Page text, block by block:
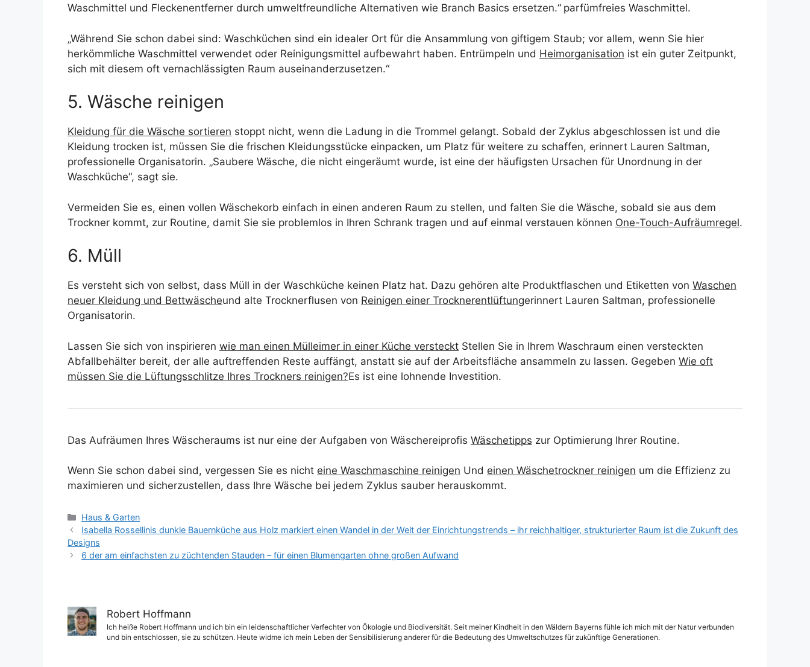
Waschmittel und Fleckenentferner durch umweltfreundliche Alternativen wie Branch Basics ersetzen.“ parfümfreies Waschmittel.
„Während Sie schon dabei sind: Waschküchen sind ein idealer Ort für die Ansammlung von giftigem Staub; vor allem, wenn Sie hier
herkömmliche Waschmittel verwendet oder Reinigungsmittel aufbewahrt haben. Entrümpeln und Heimorganisation ist ein guter Zeitpunkt,
sich mit diesem oft vernachlässigten Raum auseinanderzusetzen.“
5. Wäsche reinigen
Kleidung für die Wäsche sortieren stoppt nicht, wenn die Ladung in die Trommel gelangt. Sobald der Zyklus abgeschlossen ist und die
Kleidung trocken ist, müssen Sie die frischen Kleidungsstücke einpacken, um Platz für weitere zu schaffen, erinnert Lauren Saltman,
professionelle Organisatorin. „Saubere Wäsche, die nicht eingeräumt wurde, ist eine der häufigsten Ursachen für Unordnung in der
Waschküche“, sagt sie.
Vermeiden Sie es, einen vollen Wäschekorb einfach in einen anderen Raum zu stellen, und falten Sie die Wäsche, sobald sie aus dem
Trockner kommt, zur Routine, damit Sie sie problemlos in Ihren Schrank tragen und auf einmal verstauen können One-Touch-Aufräumregel.
6. Müll
Es versteht sich von selbst, dass Müll in der Waschküche keinen Platz hat. Dazu gehören alte Produktflaschen und Etiketten von Waschen
neuer Kleidung und Bettwäscheund alte Trocknerflusen von Reinigen einer Trocknerentlüftungerinnert Lauren Saltman, professionelle
Organisatorin.
Lassen Sie sich von inspirieren wie man einen Mülleimer in einer Küche versteckt Stellen Sie in Ihrem Waschraum einen versteckten
Abfallbehälter bereit, der alle auftreffenden Reste auffängt, anstatt sie auf der Arbeitsfläche ansammeln zu lassen. Gegeben Wie oft
müssen Sie die Lüftungsschlitze Ihres Trockners reinigen?Es ist eine lohnende Investition.
Das Aufräumen Ihres Wäscheraums ist nur eine der Aufgaben von Wäschereiprofis Wäschetipps zur Optimierung Ihrer Routine.
Wenn Sie schon dabei sind, vergessen Sie es nicht eine Waschmaschine reinigen Und einen Wäschetrockner reinigen um die Effizienz zu
maximieren und sicherzustellen, dass Ihre Wäsche bei jedem Zyklus sauber herauskommt.
Kategorien
Haus & Garten
Isabella Rossellinis dunkle Bauernküche aus Holz markiert einen Wandel in der Welt der Einrichtungstrends – ihr reichhaltiger, strukturierter Raum ist die Zukunft des
Designs
6 der am einfachsten zu züchtenden Stauden – für einen Blumengarten ohne großen Aufwand
Robert Hoffmann
Ich heiße Robert Hoffmann und ich bin ein leidenschaftlicher Verfechter von Ökologie und Biodiversität. Seit meiner Kindheit in den Wäldern Bayerns fühle ich mich mit der Natur verbunden
und bin entschlossen, sie zu schützen. Heute widme ich mein Leben der Sensibilisierung anderer für die Bedeutung des Umweltschutzes für zukünftige Generationen.